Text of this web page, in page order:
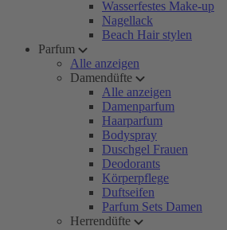
Wasserfestes Make-up
Nagellack
Beach Hair stylen
Parfum
Alle anzeigen
Damendüfte
Alle anzeigen
Damenparfum
Haarparfum
Bodyspray
Duschgel Frauen
Deodorants
Körperpflege
Duftseifen
Parfum Sets Damen
Herrendüfte